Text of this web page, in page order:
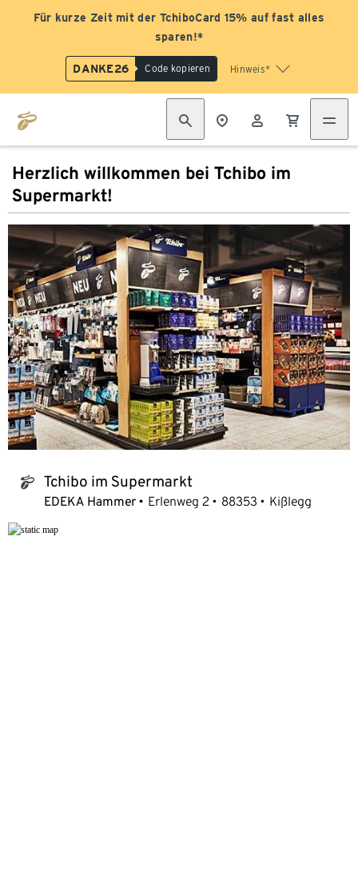
Für kurze Zeit mit der TchiboCard 15% auf fast alles
sparen!*
DANKE26 Code kopieren Hinweis*
Herzlich willkommen bei Tchibo im
Supermarkt!
tchibo_logo Tchibo im Supermarkt
EDEKA Hammer Erlenweg 2 88353 Kißlegg